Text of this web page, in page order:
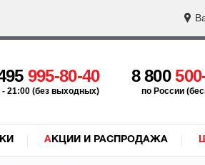
995-80-40
- 21:00 (без выходных)
8 800
по России
АКЦИИ И РАСПРОДАЖА